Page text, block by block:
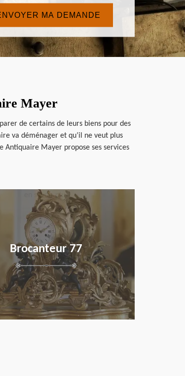
Mayer
de certains de leurs biens pour des
va déménager et qu’il ne veut plus
Antiquaire Mayer propose ses services
Brocanteur 77
en savoir plus